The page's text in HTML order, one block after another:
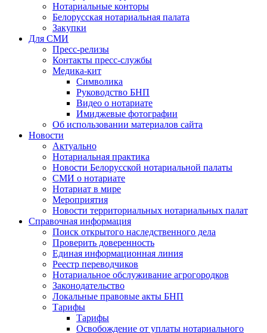
Нотариальные конторы
Белорусская нотариальная палата
Закупки
Для СМИ
Пресс-релизы
Контакты пресс-службы
Медика-кит
Символика
Руководство БНП
Видео о нотариате
Имиджевые фотографии
Об использовании материалов сайта
Новости
Актуально
Нотариальная практика
Новости Белорусской нотариальной палаты
СМИ о нотариате
Нотариат в мире
Мероприятия
Новости территориальных нотариальных палат
Справочная информация
Поиск открытого наследственного дела
Проверить доверенность
Единая информационная линия
Реестр переводчиков
Нотариальное обслуживание агрогородков
Законодательство
Локальные правовые акты БНП
Тарифы
Тарифы
Освобождение от уплаты нотариального